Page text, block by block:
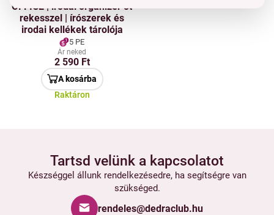
OFFICE | irodai organizer öt
rekesszel | írószerek és
irodai kellékek tárolója
5 PE
Ár neked
2 590 Ft
A kosárba
Raktáron
Tartsd velünk a kapcsolatot
Készséggel állunk rendelkezésedre, ha segítségre van
szükséged.
rendeles@dedraclub.hu